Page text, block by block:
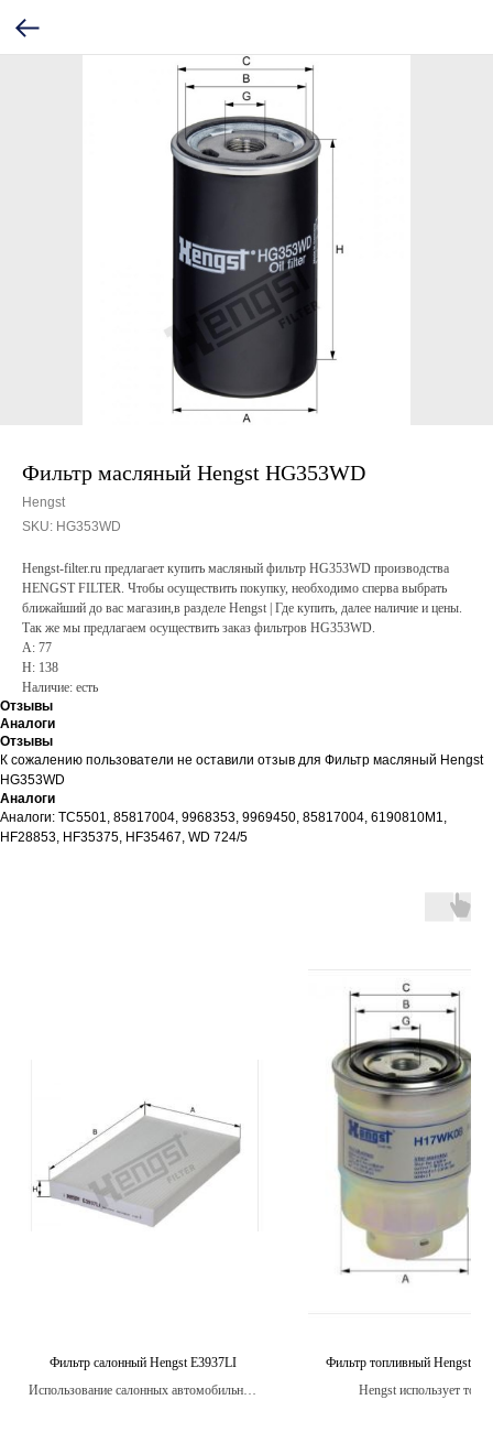
Фильтр масляный Hengst HG353WD
Hengst
SKU: HG353WD
Hengst-filter.ru предлагает купить масляный фильтр HG353WD производства
HENGST FILTER. Чтобы осуществить покупку, необходимо сперва выбрать
ближайший до вас магазин,в разделе Hengst | Где купить, далее наличие и цены.
Так же мы предлагаем осуществить заказ фильтров HG353WD.
A: 77
H: 138
Наличие: есть
Отзывы
Аналоги
Отзывы
К сожалению пользователи не оставили отзыв для Фильтр масляный Hengst
HG353WD
Аналоги
Аналоги: TC5501, 85817004, 9968353, 9969450, 85817004, 6190810M1,
HF28853, HF35375, HF35467, WD 724/5
Фильтр салонный Hengst E3937LI
Использование салонных автомобильных
Фильтр топливный Hengst
Hengst использует